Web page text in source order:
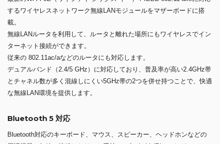
するワイヤレスネットワーク無線LANモジュールをマザーボードに搭
載。
無線LANルータを利用して、ルータと離れた場所にもワイヤレスでイン
ターネット接続ができます。
従来の 802.11ac/aなどのルータにも対応します。
デュアルバンド（2.4/5 GHz）に対応しており、普及率が高い2.4GHz帯
とチャネル数が多く混線しにくい5GHz帯の2つを併せ持つことで、快適
な無線LAN環境を提供します。
Bluetooth 5 対応
Bluetooth対応のキーボード、マウス、スピーカー、ヘッドホンなどの